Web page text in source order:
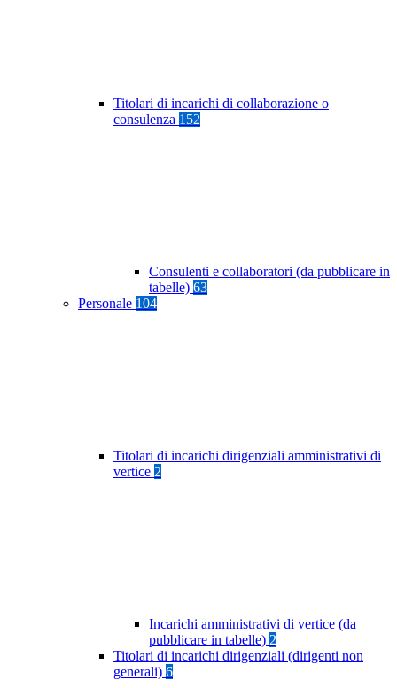
Titolari di incarichi di collaborazione o
consulenza 152
Consulenti e collaboratori (da pubblicare in
tabelle) 63
Personale 104
Titolari di incarichi dirigenziali amministrativi di
vertice 2
Incarichi amministrativi di vertice (da
pubblicare in tabelle) 2
Titolari di incarichi dirigenziali (dirigenti non
generali) 6